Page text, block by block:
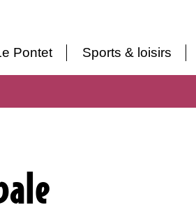
Pontet Sports & loisirs